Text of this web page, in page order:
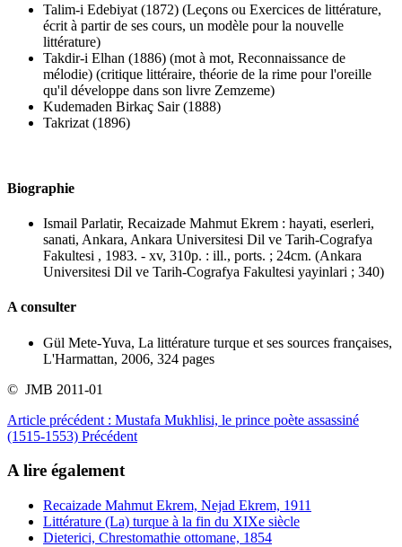
Talim-i Edebiyat (1872) (Leçons ou Exercices de littérature,
écrit à partir de ses cours, un modèle pour la nouvelle
littérature)
Takdir-i Elhan (1886) (mot à mot, Reconnaissance de
mélodie) (critique littéraire, théorie de la rime pour l'oreille
qu'il développe dans son livre Zemzeme)
Kudemaden Birkaç Sair (1888)
Takrizat (1896)
Biographie
Ismail Parlatir, Recaizade Mahmut Ekrem : hayati, eserleri,
sanati, Ankara, Ankara Universitesi Dil ve Tarih-Cografya
Fakultesi , 1983. - xv, 310p. : ill., ports. ; 24cm. (Ankara
Universitesi Dil ve Tarih-Cografya Fakultesi yayinlari ; 340)
A consulter
Gül Mete-Yuva, La littérature turque et ses sources françaises,
L'Harmattan, 2006, 324 pages
© JMB 2011-01
Article précédent : Mustafa Mukhlisi, le prince poète assassiné
(1515-1553) Précédent
A lire également
Recaizade Mahmut Ekrem, Nejad Ekrem, 1911
Littérature (La) turque à la fin du XIXe siècle
Dieterici, Chrestomathie ottomane, 1854